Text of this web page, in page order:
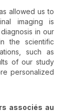
allowed us to
imaging is
in our
the scientific
such as
of our study
personalized
associés au